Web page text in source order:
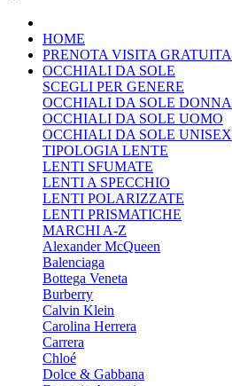
HOME
PRENOTA VISITA GRATUITA
OCCHIALI DA SOLE
SCEGLI PER GENERE
OCCHIALI DA SOLE DONNA
OCCHIALI DA SOLE UOMO
OCCHIALI DA SOLE UNISEX
TIPOLOGIA LENTE
LENTI SFUMATE
LENTI A SPECCHIO
LENTI POLARIZZATE
LENTI PRISMATICHE
MARCHI A-Z
Alexander McQueen
Balenciaga
Bottega Veneta
Burberry
Calvin Klein
Carolina Herrera
Carrera
Chloé
Dolce & Gabbana